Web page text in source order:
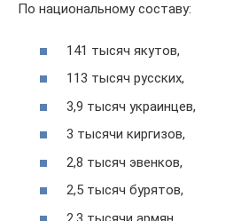
По национальному составу:
141 тысяч якутов,
113 тысяч русских,
3,9 тысяч украинцев,
3 тысячи киргизов,
2,8 тысяч эвенков,
2,5 тысяч бурятов,